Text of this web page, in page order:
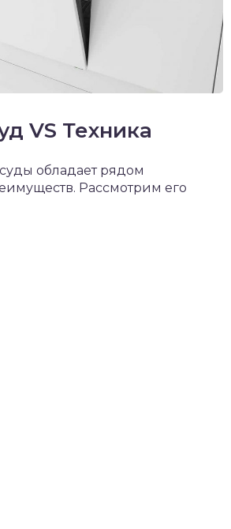
VS Техника
обладает рядом
Рассмотрим его